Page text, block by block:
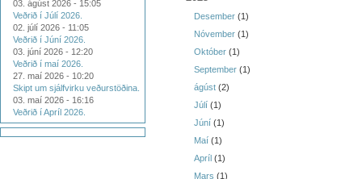
03. ágúst 2026 - 15:05
Veðrið í Júlí 2026.
02. júlí 2026 - 11:05
Veðrið í Júní 2026.
03. júní 2026 - 12:20
Veðrið í maí 2026.
27. maí 2026 - 10:20
Skipt um sjálfvirku veðurstöðina.
03. maí 2026 - 16:16
Veðrið í Apríl 2026.
Desember (1)
Nóvember (1)
Október (1)
September (1)
ágúst (2)
Júlí (1)
Júní (1)
Maí (1)
Apríl (1)
Mars (1)